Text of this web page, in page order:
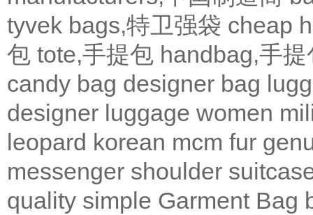
tyvek bags,特卫强袋 cheap
包 tote,手提包 handbag,手提
candy bag designer bag
designer luggage women
leopard korean mcm fur
messenger shoulder
quality simple Garment Bag